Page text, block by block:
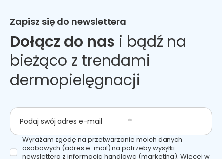
Zapisz się do newslettera
Dołącz do nas i bądź na
bieżąco z trendami
dermopielęgnacji
Podaj swój adres e-mail
Wyrażam zgodę na przetwarzanie moich danych
osobowych (adres e-mail) na potrzeby wysyłki
newslettera z informacją handlową (marketing). Więcej w